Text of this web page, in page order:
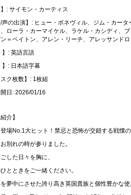
】: サイモン・カーティス
/声の出演】: ヒュー・ボネヴィル、ジム・カー
ローラ・カーマイケル、ラケル・カシディ、
＝ペイトン、アレン・リーチ、アレッサンド
】: 英語言語
】: 日本語字幕
スク枚数】: 1枚組
日: 2026/01/16
介】
場No.1大ヒット！禁忌と恐怖が交錯する戦慄
別れの時が参りました。
した日々を胸に、
とときをご一緒ください。
夢中にさせた誇り高き英国貴族と個性豊かな